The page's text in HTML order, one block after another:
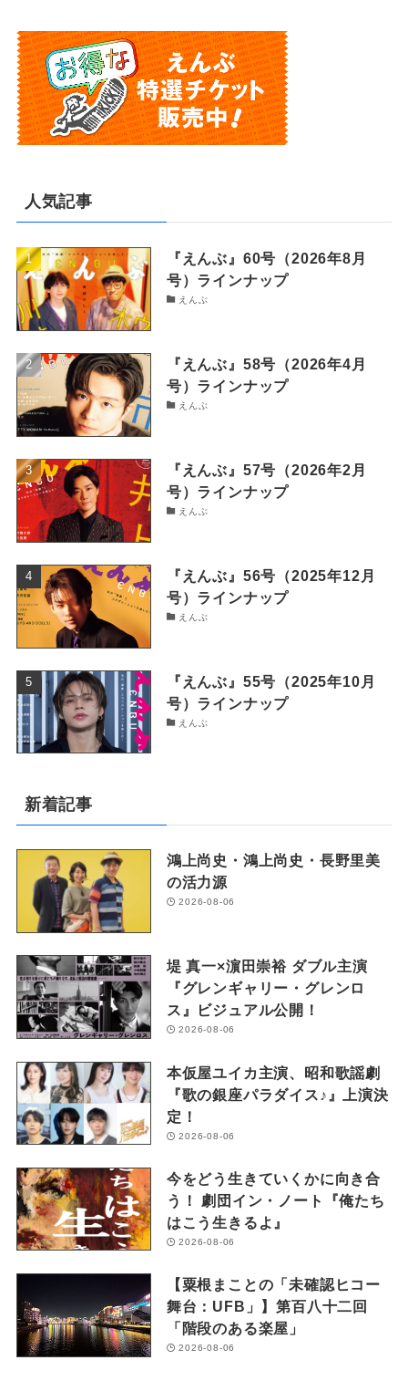
人気記事
『えんぶ』60号（2026年8月
号）ラインナップ
えんぶ
『えんぶ』58号（2026年4月
号）ラインナップ
えんぶ
『えんぶ』57号（2026年2月
号）ラインナップ
えんぶ
『えんぶ』56号（2025年12月
号）ラインナップ
えんぶ
『えんぶ』55号（2025年10月
号）ラインナップ
えんぶ
新着記事
鴻上尚史・鴻上尚史・長野里美
の活力源
2026-08-06
堤 真一×濵田崇裕 ダブル主演
『グレンギャリー・グレンロ
ス』ビジュアル公開！
2026-08-06
本仮屋ユイカ主演、昭和歌謡劇
『歌の銀座パラダイス♪』上演決
定！
2026-08-06
今をどう生きていくかに向き合
う！ 劇団イン・ノート『俺たち
はこう生きるよ』
2026-08-06
【粟根まことの「未確認ヒコー
舞台：UFB」】第百八十二回
「階段のある楽屋」
2026-08-06